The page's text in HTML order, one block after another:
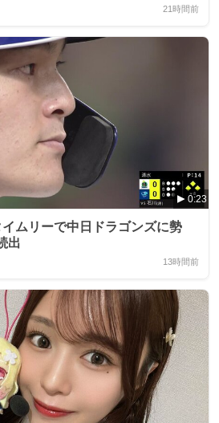
21時間前
0:23
ムリーで中日ドラゴンズに勢
出
13時間前